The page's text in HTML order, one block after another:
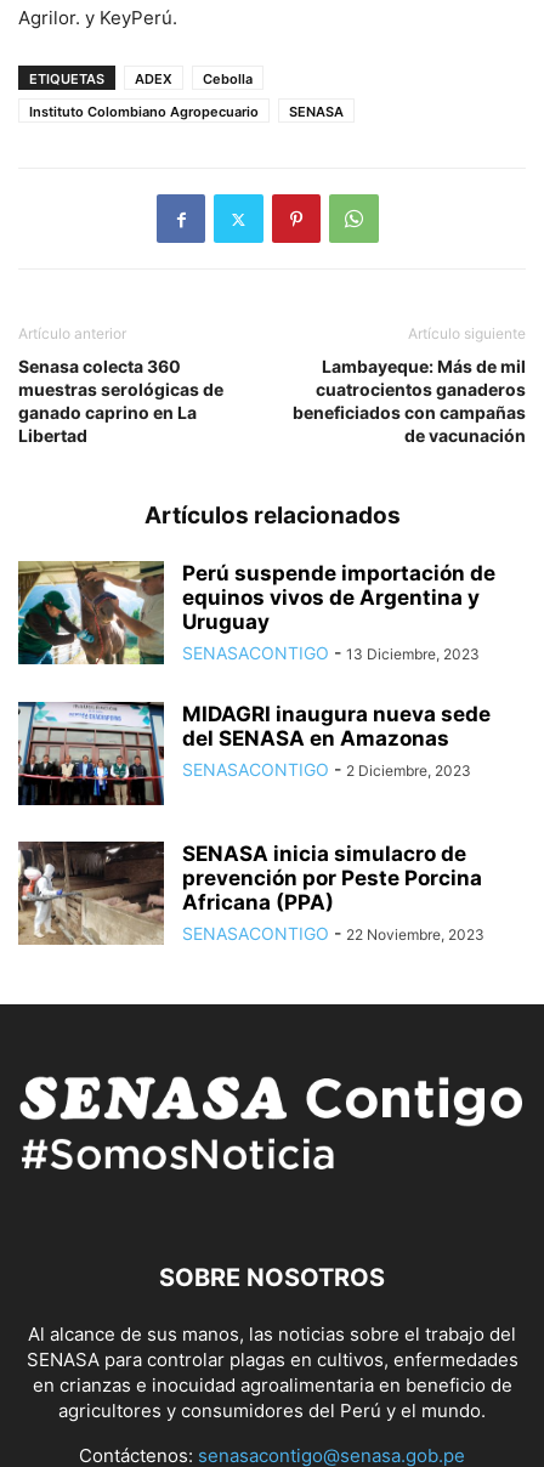
Agrilor. y KeyPerú.
ETIQUETAS ADEX
Cebolla
Instituto Colombiano Agropecuario
SENASA
Artículo anterior
Senasa colecta 360
muestras serológicas de
ganado caprino en La
Libertad
Artículo siguiente
Lambayeque: Más de mil
cuatrocientos ganaderos
beneficiados con campañas
de vacunación
Artículos relacionados
Perú suspende importación de
equinos vivos de Argentina y
Uruguay
SENASACONTIGO - 13 Diciembre, 2023
MIDAGRI inaugura nueva sede
del SENASA en Amazonas
SENASACONTIGO - 2 Diciembre, 2023
SENASA inicia simulacro de
prevención por Peste Porcina
Africana (PPA)
SENASACONTIGO - 22 Noviembre, 2023
SOBRE NOSOTROS
Al alcance de sus manos, las noticias sobre el trabajo del
SENASA para controlar plagas en cultivos, enfermedades
en crianzas e inocuidad agroalimentaria en beneficio de
agricultores y consumidores del Perú y el mundo.
Contáctenos: senasacontigo@senasa.gob.pe